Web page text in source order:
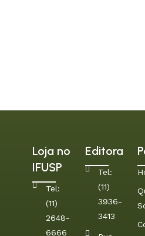
Loja no
IFUSP
Tel:
(11)
2648-
6666
Editora
Tel:
(11)
3936-
3413